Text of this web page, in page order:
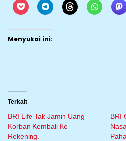
Menyukai ini:
Terkait
BRI Life Tak Jamin Uang
Korban Kembali Ke
Rekening.
BRI